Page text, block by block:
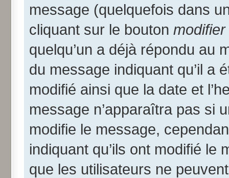
message (quelquefois dans
cliquant sur le bouton modifier
quelqu’un a déjà répondu au
du message indiquant qu’il a
modifié ainsi que la date et
message n’apparaîtra pas si
modifie le message,
indiquant qu’ils ont modifié le
que les utilisateurs ne